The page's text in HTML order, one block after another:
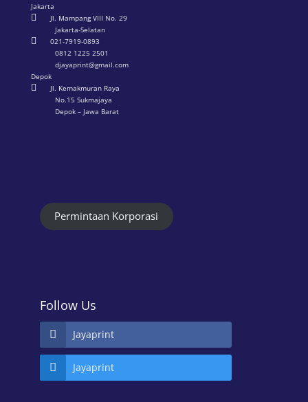
Jakarta

Jl. Mampang VIII No. 29
Jakarta-Selatan

021-7919-0893
0812 1225 2501
djayaprint@gmail.com
Depok

Jl. Kemakmuran Raya
No.15 Sukmajaya
Depok – Jawa Barat
Permintaan Korporasi
Follow Us
Jayaprint
Jayaprint